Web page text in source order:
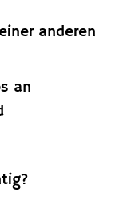
anderen
an